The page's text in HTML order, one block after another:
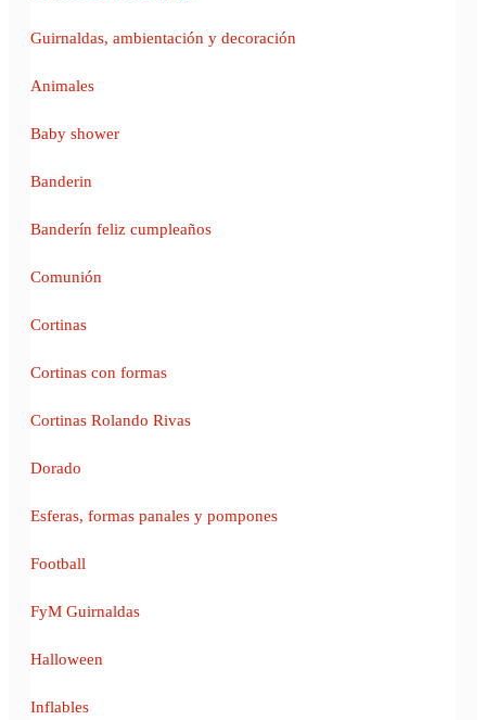
Guirnaldas, ambientación y decoración
Animales
Baby shower
Banderin
Banderín feliz cumpleaños
Comunión
Cortinas
Cortinas con formas
Cortinas Rolando Rivas
Dorado
Esferas, formas panales y pompones
Football
FyM Guirnaldas
Halloween
Inflables